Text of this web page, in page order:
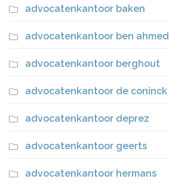
advocatenkantoor baken
advocatenkantoor ben ahmed
advocatenkantoor berghout
advocatenkantoor de coninck
advocatenkantoor deprez
advocatenkantoor geerts
advocatenkantoor hermans